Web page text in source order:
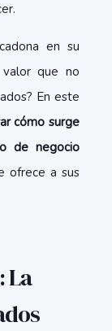
en su
que no
En este
cómo surge
de negocio
ofrece a sus
La